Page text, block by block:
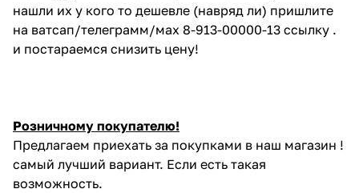
нашли их у кого то дешевле (навряд ли) пришлите
на ватсап/телеграмм/мах 8-913-00000-13 ссылку .
и постараемся снизить цену!
Розничному покупателю!
Предлагаем приехать за покупками в наш магазин !
самый лучший вариант. Если есть такая
возможность.